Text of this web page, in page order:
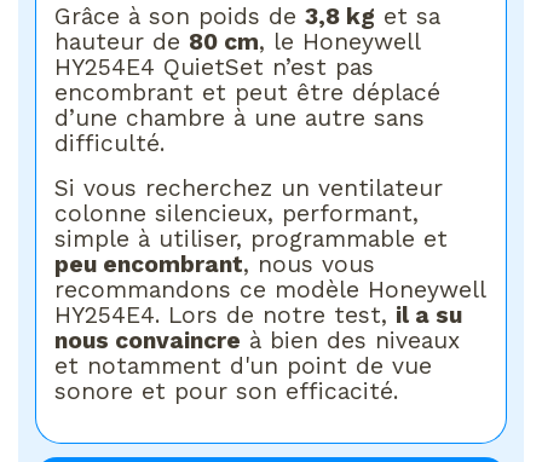
Grâce à son poids de3,8 kg et sa
hauteur de 80 cm, le Honeywell
HY254E4 QuietSet n’est pas
encombrant et peut être déplacé
d’une chambre à une autre sans
difficulté.
Si vous recherchez un ventilateur
colonne silencieux, performant,
simple à utiliser, programmable et
peu encombrant, nous vous
recommandons ce modèle Honeywell
HY254E4. Lors de notre test, il a su
nous convaincre à bien des niveaux
et notamment d'un point de vue
sonore et pour son efficacité.